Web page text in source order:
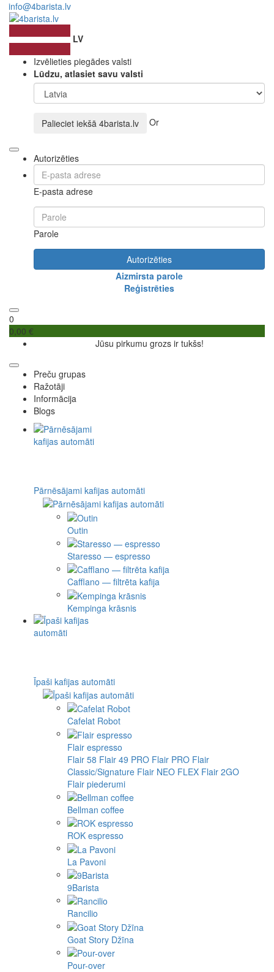
info@4barista.lv
LV
Izvēlieties piegādes valsti
Lūdzu, atlasiet savu valsti
Palieciet iekšā 4barista.lv Or
Autorizēties
E-pasta adrese
Parole
Autorizēties
Aizmirsta parole
Reģistrēties
0
0,00 €
Jūsu pirkumu grozs ir tukšs!
Preču grupas
Ražotāji
Informācija
Blogs
Pārnēsājami kafijas automāti
Outin
Staresso — espresso
Cafflano — filtrēta kafija
Kempinga krāsnis
Īpaši kafijas automāti
Cafelat Robot
Flair espresso
Flair 58 Flair 49 PRO Flair PRO Flair
Classic/Signature Flair NEO FLEX Flair 2GO
Flair piederumi
Bellman coffee
ROK espresso
La Pavoni
9Barista
Rancilio
Goat Story Džīna
Pour-over